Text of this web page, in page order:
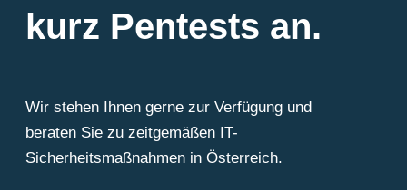
kurz Pentests an.
Wir stehen Ihnen gerne zur Verfügung und
beraten Sie zu zeitgemäßen IT-
Sicherheitsmaßnahmen in Österreich.